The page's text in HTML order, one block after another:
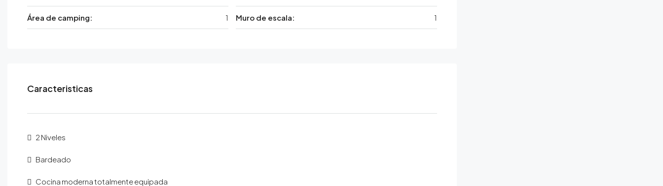
Área de camping: 1 Muro de escala: 1
Caracteristicas
2 Niveles
Bardeado
Cocina moderna totalmente equipada